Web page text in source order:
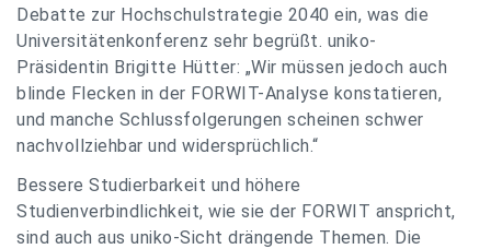
Debatte zur Hochschulstrategie 2040 ein, was die
Universitätenkonferenz sehr begrüßt. uniko-
Präsidentin Brigitte Hütter: „Wir müssen jedoch auch
blinde Flecken in der FORWIT-Analyse konstatieren,
und manche Schlussfolgerungen scheinen schwer
nachvollziehbar und widersprüchlich.“
Bessere Studierbarkeit und höhere
Studienverbindlichkeit, wie sie der FORWIT anspricht,
sind auch aus uniko-Sicht drängende Themen. Die